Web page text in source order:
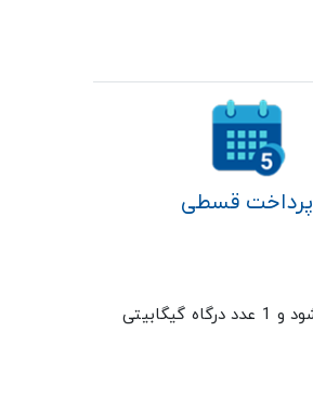
پرداخت قسطی
شما متصل می شود و 1 عدد درگاه گیگابیتی